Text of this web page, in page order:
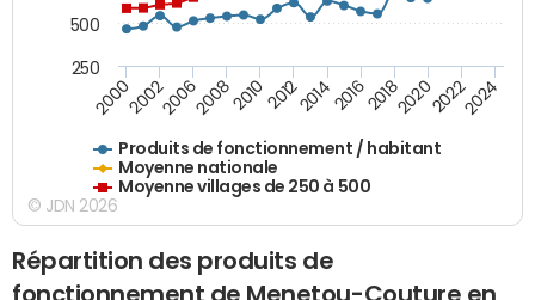
Produits de fonctionnement / habitant
Moyenne nationale
Moyenne villages de 250 à 500
200020022006200820102012201420162018202020222024
250
500
© JDN 2026
Répartition des produits de
fonctionnement de Menetou-Couture en